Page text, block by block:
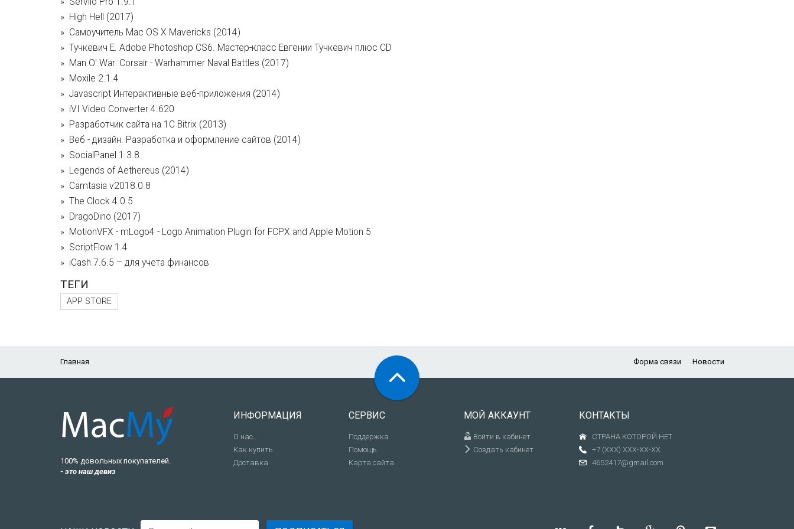
High Hell (2017)
Самоучитель Mac OS X Mavericks (2014)
Тучкевич Е. Adobe Photoshop CS6. Мастер-класс Евгении Тучкевич плюс CD
Man O' War: Corsair - Warhammer Naval Battles (2017)
Moxile 2.1.4
Javascript Интерактивные веб-приложения (2014)
iVI Video Converter 4.620
Разработчик сайта на 1С Bitrix (2013)
Веб - дизайн. Разработка и оформление сайтов (2014)
SocialPanel 1.3.8
Legends of Aethereus (2014)
Camtasia v2018.0.8
The Clock 4.0.5
DragoDino (2017)
MotionVFX - mLogo4 - Logo Animation Plugin for FCPX and Apple Motion 5
ScriptFlow 1.4
iCash 7.6.5 – для учета финансов
ТЕГИ
APP STORE
Главная Форма связи Новости
100% довольных покупателей.
- это наш девиз
ИНФОРМАЦИЯ
О нас...
Как купить
Доставка
СЕРВИС
Поддержка
Помощь
Карта сайта
МОЙ АККАУНТ
Войти в кабинет
Создать кабинет
КОНТАКТЫ
СТРАНА КОТОРОЙ НЕТ
+7 (XXX) XXX-XX-XX
4652417@gmail.com